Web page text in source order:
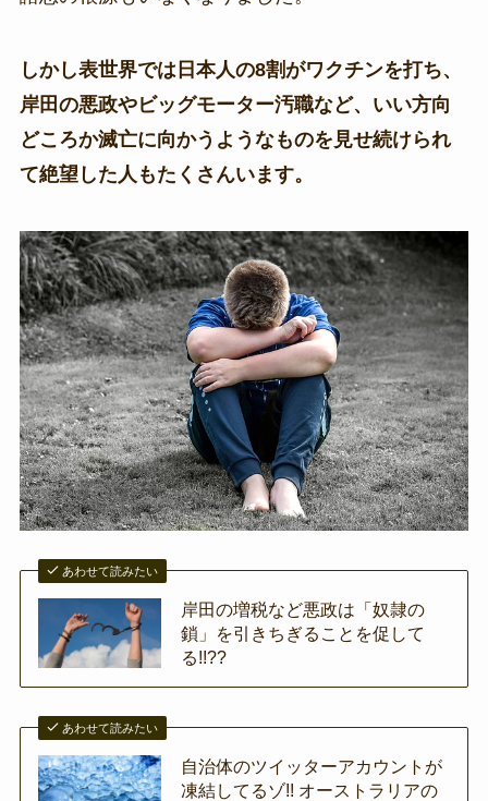
しかし表世界では日本人の8割がワクチンを打ち、
岸田の悪政やビッグモーター汚職など、いい方向
どころか滅亡に向かうようなものを見せ続けられ
て絶望した人もたくさんいます。
あわせて読みたい
岸田の増税など悪政は「奴隷の
鎖」を引きちぎることを促して
る!!??
あわせて読みたい
自治体のツイッターアカウントが
凍結してるゾ!! オーストラリアの